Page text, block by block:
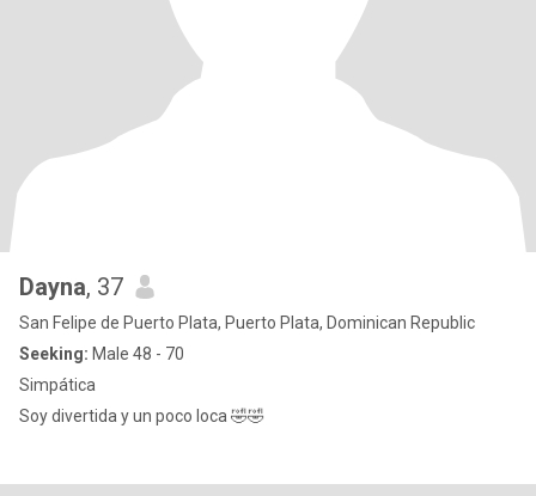
Dayna, 37
San Felipe de Puerto Plata, Puerto Plata, Dominican Republic
Seeking: Male 48 - 70
Simpática
Soy divertida y un poco loca 🤣🤣